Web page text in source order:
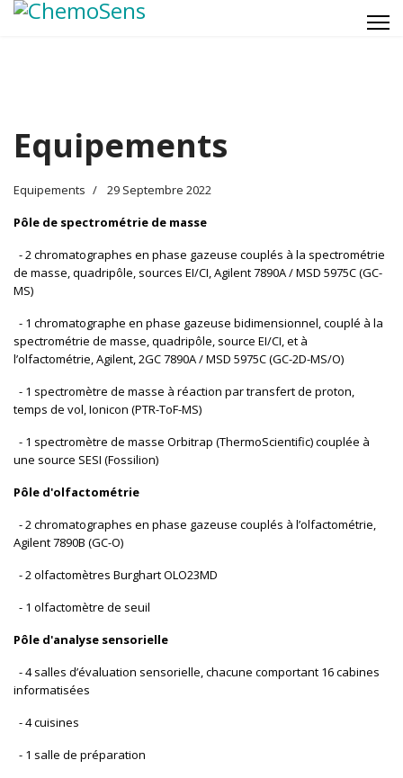
Equipements
Equipements
29 Septembre 2022
Pôle de spectrométrie de masse
- 2 chromatographes en phase gazeuse couplés à la spectrométrie
de masse, quadripôle, sources EI/CI, Agilent 7890A / MSD 5975C (GC-
MS)
- 1 chromatographe en phase gazeuse bidimensionnel, couplé à la
spectrométrie de masse, quadripôle, source EI/CI, et à
l’olfactométrie, Agilent, 2GC 7890A / MSD 5975C (GC-2D-MS/O)
- 1 spectromètre de masse à réaction par transfert de proton,
temps de vol, Ionicon (PTR-ToF-MS)
- 1 spectromètre de masse Orbitrap (ThermoScientific) couplée à
une source SESI (Fossilion)
Pôle d'olfactométrie
- 2 chromatographes en phase gazeuse couplés à l’olfactométrie,
Agilent 7890B (GC-O)
- 2 olfactomètres Burghart OLO23MD
- 1 olfactomètre de seuil
Pôle d'analyse sensorielle
- 4 salles d’évaluation sensorielle, chacune comportant 16 cabines
informatisées
- 4 cuisines
- 1 salle de préparation